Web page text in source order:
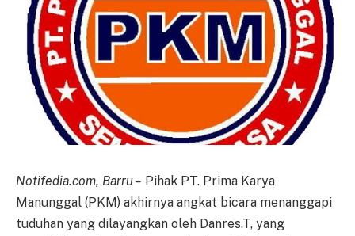
Notifedia.com, Barru – Pihak PT. Prima Karya
Manunggal (PKM) akhirnya angkat bicara menanggapi
tuduhan yang dilayangkan oleh Danres.T, yang